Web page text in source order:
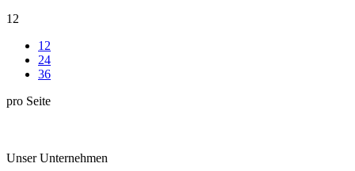
12
12
24
36
pro Seite
Unser Unternehmen